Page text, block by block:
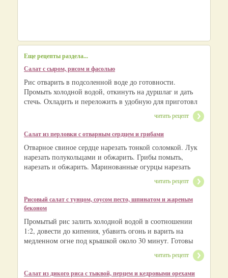
Еще рецепты раздела...
Салат с сыром, рисом и фасолью
Рис отварить в подсоленной воде до готовности.
Промыть холодной водой, откинуть на дуршлаг и дать
стечь. Охладить и переложить в удобную для приготовл
читать рецепт
Салат из перловки с отварным сердцем и грибами
Отварное свиное сердце нарезать тонкой соломкой. Лук
нарезать полукольцами и обжарить. Грибы помыть,
нарезать и обжарить. Маринованные огурцы нарезать
читать рецепт
Рисовый салат с тунцом, соусом песто, шпинатом и жареным
беконом
Промытый рис залить холодной водой в соотношении
1:2, довести до кипения, убавить огонь и варить на
медленном огне под крышкой около 30 минут. Готовы
читать рецепт
Салат из дикого риса с тыквой, перцем и кедровыми орехами